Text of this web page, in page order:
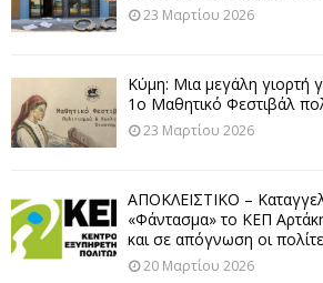
23 Μαρτίου 2026
Κύμη: Μια μεγάλη γιορτή
1ο Μαθητικό Φεστιβάλ
23 Μαρτίου 2026
ΑΠΟΚΛΕΙΣΤΙΚΟ –
«Φάντασμα» το ΚΕΠ
και σε απόγνωση οι
20 Μαρτίου 2026